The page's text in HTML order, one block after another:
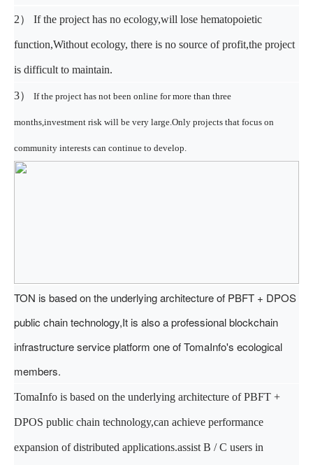
2） If the project has no ecology,will lose hematopoietic
function,Without ecology, there is no source of profit,the project
is difficult to maintain.
3） If the project has not been online for more than three
months,investment risk will be very large.Only projects that focus on
community interests can continue to develop.
TON is based on the underlying architecture of PBFT + DPOS
public chain technology,It is also a professional blockchain
infrastructure service platform one of TomaInfo's ecological
members.
TomaInfo is based on the underlying architecture of PBFT +
DPOS public chain technology,can achieve performance
expansion of distributed applications.assist B / C users in